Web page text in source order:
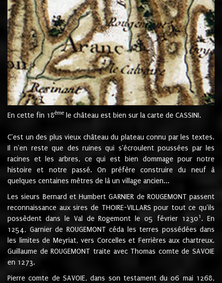
En cette fin 18ème le château est bien sur la carte de CASSINI.
C'est un des plus vieux château du plateau connu par les textes.
Il n'en reste que des ruines qui s'écroulent poussées par les
racines et les arbres, ce qui est bien dommage pour notre
histoire et notre passé. On préfère construire du neuf à
quelques centaines mètres de là un village ancien...
Les sieurs Bernard et Humbert GARNIER de ROUGEMONT passent
reconnaissance aux sires de THOIRE-VILLARS pour tout ce qu'ils
possèdent dans le Val de Rogemont le 05 février 12301 . En
1254, Garnier de ROUGEMONT céda les terres possédées dans
les limites de Meyriat, vers Corcelles et Ferrières aux chartreux.
Guillaume de ROUGEMONT traite avec Thomas comte de SAVOIE
en 1273.
Pierre comte de SAVOIE, dans son testament du 06 mai 1268,